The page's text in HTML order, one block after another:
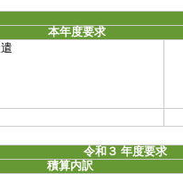
本年度要求
令和３ 年度要求
積算内訳